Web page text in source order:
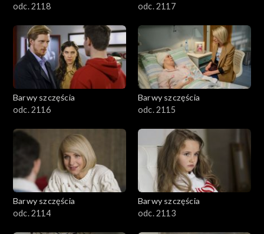
odc. 2118
odc. 2117
Barwy szczęścia
odc. 2116
Barwy szczęścia
odc. 2115
Barwy szczęścia
odc. 2114
Barwy szczęścia
odc. 2113